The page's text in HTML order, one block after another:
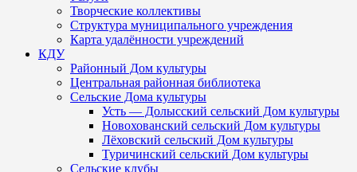
Творческие коллективы
Структура муниципального учреждения
Карта удалённости учреждений
КДУ
Районный Дом культуры
Центральная районная библиотека
Сельские Дома культуры
Усть — Долысский сельский Дом культуры
Новохованский сельский Дом культуры
Лёховский сельский Дом культуры
Туричинский сельский Дом культуры
Сельские клубы